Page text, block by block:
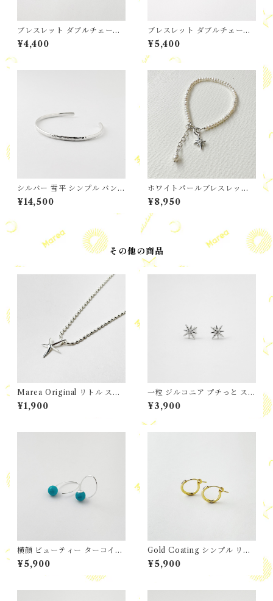
ブレスレット ダブルチェーン
カットボール アンド スモール
アズキ ブレスレット
¥4,400
ブレスレット ダブルチェーン
スネーク アンド アズキ ブレス
レット
¥5,400
シルバー 雪平 シンプル バング
ル S size
¥14,500
ホワイトパールブレスレッ
ト・ リトルスター
¥8,950
その他の商品
Marea Original リトル スタ
ーフィッシュ ペンダント
¥1,900
一粒 ジルコニア プチっと スタ
ー スタッド ピアス
¥3,900
横顔 ビューティー ターコイズ
ピアス
¥5,900
Gold Coating シンプル リト
ル フープ ピアス
¥5,900